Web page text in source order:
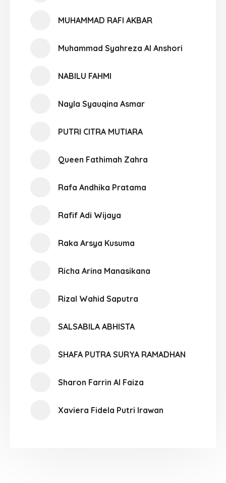
MUHAMMAD RAFI AKBAR
Muhammad Syahreza Al Anshori
NABILU FAHMI
Nayla Syauqina Asmar
PUTRI CITRA MUTIARA
Queen Fathimah Zahra
Rafa Andhika Pratama
Rafif Adi Wijaya
Raka Arsya Kusuma
Richa Arina Manasikana
Rizal Wahid Saputra
SALSABILA ABHISTA
SHAFA PUTRA SURYA RAMADHAN
Sharon Farrin Al Faiza
Xaviera Fidela Putri Irawan